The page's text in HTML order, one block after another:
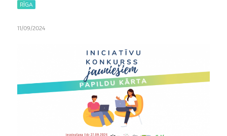
RĪGA
11/09/2024